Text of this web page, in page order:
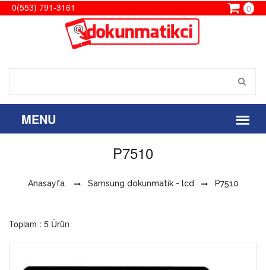
0(553) 791-3161 0
P7510
Anasayfa Samsung dokunmatik - lcd P7510
Toplam : 5 Ürün